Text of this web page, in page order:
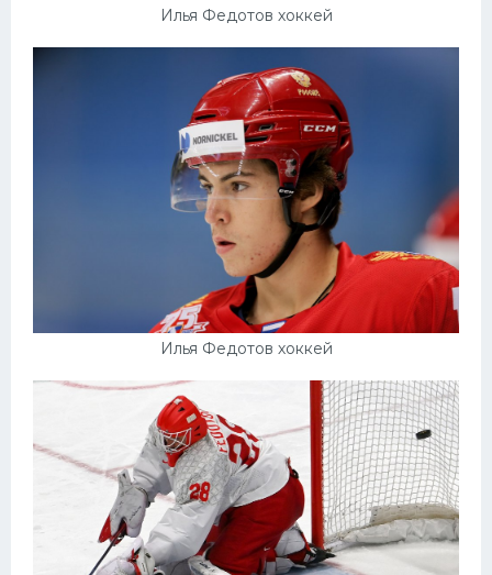
Илья Федотов хоккей
Илья Федотов хоккей